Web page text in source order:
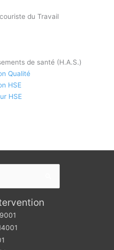
du Travail
de santé (H.A.S.)
Qualité
HSE
HSE